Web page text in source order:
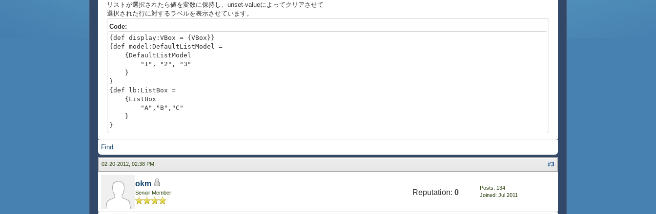
リストが選択されたら値を変数に保持し、unset-valueによってクリアさせて
選択された行に対するラベルを表示させています。
Code:
{def display:VBox = {VBox}}
{def model:DefaultListModel =
{DefaultListModel
"1", "2", "3"
}
}
{def lb:ListBox =
{ListBox
"A","B","C"
}
}
{let st:String = ""}
{Frame
color = "black",
{ComboBox
control-appearance-changeable? = true,
data-model = model,
prompt = "select here",
list-item-creation-proc =
{proc {val:any}:ListItem
Find
02-20-2012, 02:38 PM, #3
okm
Senior Member Reputation: 0
Posts: 134
Joined: Jul 2011